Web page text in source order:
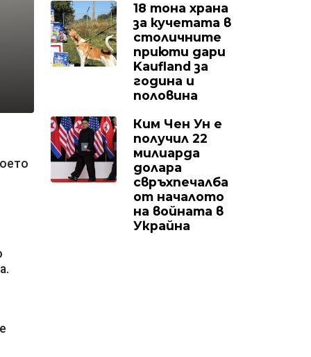
18 тона храна
за кучетата в
столичните
приюти дари
Kaufland за
година и
половина
Ким Чен Ун е
получил 22
милиарда
долара
свръхпечалба
от началото
на войната в
Украйна